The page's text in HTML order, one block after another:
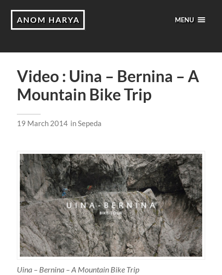
ANOM HARYA MENU
Video : Uina – Bernina – A
Mountain Bike Trip
19 March 2014 inSepeda
Uina – Bernina – A Mountain Bike Trip